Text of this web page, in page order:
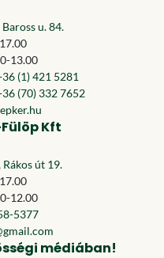
u. 84.
13.00
(1) 421 5281
(70) 332 7652
Kft
út 19.
12.00
5377
médiában!